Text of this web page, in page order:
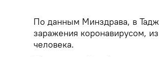
По данным Минздрава, в
заражения коронавирусом,
человека.